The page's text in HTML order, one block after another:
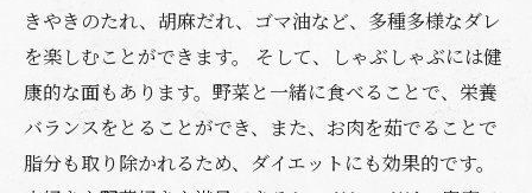
きやきのたれ、胡麻だれ、ゴマ油など、多種多様なダレ
を楽しむことができます。 そして、しゃぶしゃぶには健
康的な面もあります。野菜と一緒に食べることで、栄養
バランスをとることができ、また、お肉を茹でることで
脂分も取り除かれるため、ダイエットにも効果的です。